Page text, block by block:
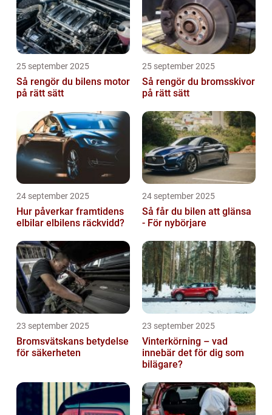
25 september 2025
Så rengör du bilens motor
på rätt sätt
25 september 2025
Så rengör du bromsskivor
på rätt sätt
24 september 2025
Hur påverkar framtidens
elbilar elbilens räckvidd?
24 september 2025
Så får du bilen att glänsa
- För nybörjare
23 september 2025
Bromsvätskans betydelse
för säkerheten
23 september 2025
Vinterkörning – vad
innebär det för dig som
bilägare?